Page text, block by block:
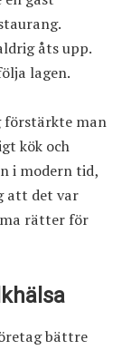
åts upp.
lagen.
förstärkte man
kök och
i modern tid,
att det var
rätter för
bättre